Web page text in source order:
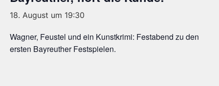
18. August um 19:30
Wagner, Feustel und ein Kunstkrimi: Festabend zu den
ersten Bayreuther Festspielen.